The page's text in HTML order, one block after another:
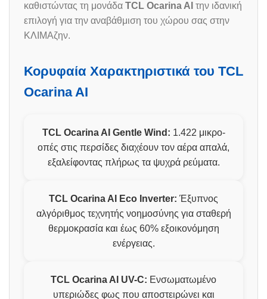
καθιστώντας τη μονάδα TCL Ocarina AI την ιδανική
επιλογή για την αναβάθμιση του χώρου σας στην
ΚΛΙΜΑζην.
Κορυφαία Χαρακτηριστικά του TCL
Ocarina AI
TCL Ocarina AI Gentle Wind: 1.422 μικρο-
οπές στις περσίδες διαχέουν τον αέρα απαλά,
εξαλείφοντας πλήρως τα ψυχρά ρεύματα.
TCL Ocarina AI Eco Inverter: Έξυπνος
αλγόριθμος τεχνητής νοημοσύνης για σταθερή
θερμοκρασία και έως 60% εξοικονόμηση
ενέργειας.
TCL Ocarina AI UV-C: Ενσωματωμένο
υπεριώδες φως που αποστειρώνει και